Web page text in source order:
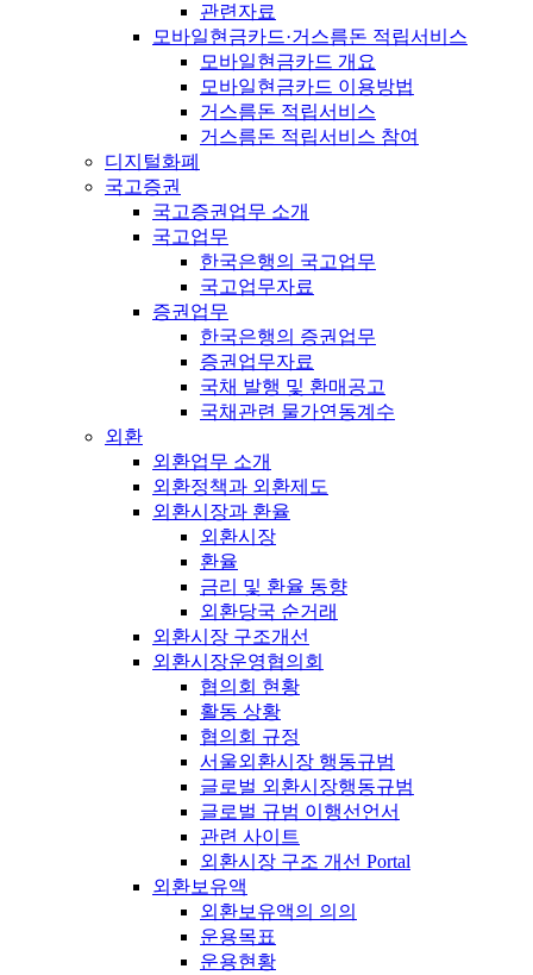
관련자료
모바일현금카드·거스름돈 적립서비스
모바일현금카드 개요
모바일현금카드 이용방법
거스름돈 적립서비스
거스름돈 적립서비스 참여
디지털화폐
국고증권
국고증권업무 소개
국고업무
한국은행의 국고업무
국고업무자료
증권업무
한국은행의 증권업무
증권업무자료
국채 발행 및 환매공고
국채관련 물가연동계수
외환
외환업무 소개
외환정책과 외환제도
외환시장과 환율
외환시장
환율
금리 및 환율 동향
외환당국 순거래
외환시장 구조개선
외환시장운영협의회
협의회 현황
활동 상황
협의회 규정
서울외환시장 행동규범
글로벌 외환시장행동규범
글로벌 규범 이행선언서
관련 사이트
외환시장 구조 개선 Portal
외환보유액
외환보유액의 의의
운용목표
운용현황